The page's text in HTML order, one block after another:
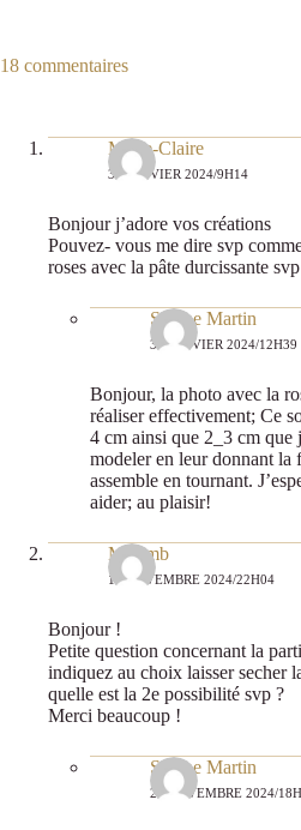
18 commentaires
Marie-Claire
30 JANVIER 2024/9H14
Bonjour j’adore vos créations
Pouvez- vous me dire svp
roses avec la pâte durcissante
Sabine Martin
30 JANVIER 2024/12H39
Bonjour, la photo avec la
réaliser effectivement; Ce
4 cm ainsi que 2_3 cm que
modeler en leur donnant la
assemble en tournant.
aider; au plaisir!
Mmrmb
19 NOVEMBRE 2024/22H04
Bonjour !
Petite question concernant la
indiquez au choix laisser secher
quelle est la 2e possibilité svp ?
Merci beaucoup !
Sabine Martin
22 NOVEMBRE 2024/